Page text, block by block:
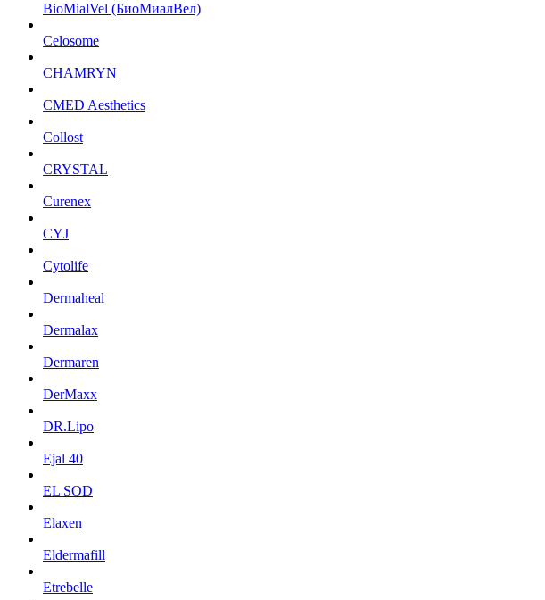
BioMialVel (БиоМиалВел)
Celosome
CHAMRYN
CMED Aesthetics
Collost
CRYSTAL
Curenex
CYJ
Cytolife
Dermaheal
Dermalax
Dermaren
DerMaxx
DR.Lipo
Ejal 40
EL SOD
Elaxen
Eldermafill
Etrebelle